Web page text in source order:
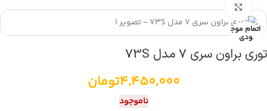
اتمام موج
ودی
بزرگنمایی تصویر
توری براون سری 7 مدل 73S
4,450,000تومان
ناموجود